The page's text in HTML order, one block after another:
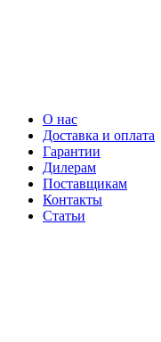
О нас
Доставка и оплата
Гарантии
Дилерам
Поставщикам
Контакты
Статьи